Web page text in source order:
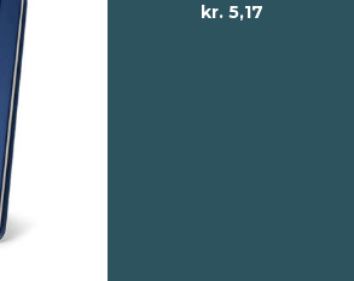
kr. 5,17